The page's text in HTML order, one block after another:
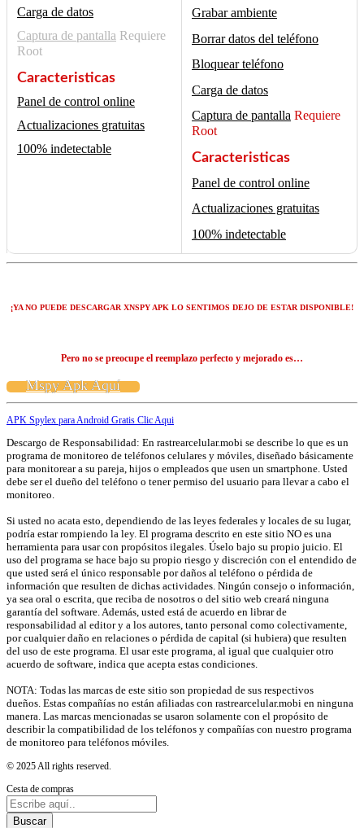
Carga de datos
Captura de pantalla Requiere
Root
Caracteristicas
Panel de control online
Actualizaciones gratuitas
100% indetectable
Grabar ambiente
Borrar datos del teléfono
Bloquear teléfono
Carga de datos
Captura de pantalla Requiere
Root
Caracteristicas
Panel de control online
Actualizaciones gratuitas
100% indetectable
¡YA NO PUEDE DESCARGAR XNSPY APK LO SENTIMOS DEJO DE ESTAR DISPONIBLE!
Pero no se preocupe el reemplazo perfecto y mejorado es…
Mspy Apk Aquí
APK Spylex para Android Gratis Clic Aqui
Descargo de Responsabilidad: En rastrearcelular.mobi se describe lo que es un
programa de monitoreo de teléfonos celulares y móviles, diseñado básicamente
para monitorear a su pareja, hijos o empleados que usen un smartphone. Usted
debe ser el dueño del teléfono o tener permiso del usuario para llevar a cabo el
monitoreo.
Si usted no acata esto, dependiendo de las leyes federales y locales de su lugar,
podría estar rompiendo la ley. El programa descrito en este sitio NO es una
herramienta para usar con propósitos ilegales. Úselo bajo su propio juicio. El
uso del programa se hace bajo su propio riesgo y discreción con el entendido de
que usted será el único responsable por daños al teléfono o pérdida de
información que resulten de dichas actividades. Ningún consejo o información,
ya sea oral o escrita, que reciba de nosotros o del sitio web creará ninguna
garantía del software. Además, usted está de acuerdo en librar de
responsabilidad al editor y a los autores, tanto personal como colectivamente,
por cualquier daño en relaciones o pérdida de capital (si hubiera) que resulten
del uso de este programa. El usar este programa, al igual que cualquier otro
acuerdo de software, indica que acepta estas condiciones.
NOTA: Todas las marcas de este sitio son propiedad de sus respectivos
dueños. Estas compañías no están afiliadas con rastrearcelular.mobi en ninguna
manera. Las marcas mencionadas se usaron solamente con el propósito de
describir la compatibilidad de los teléfonos y compañías con nuestro programa
de monitoreo para teléfonos móviles.
© 2025 All rights reserved.
Cesta de compras